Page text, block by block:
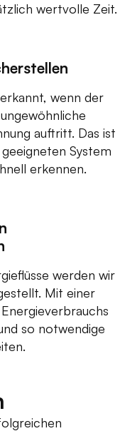
wertvolle Zeit.
wenn der
auftritt. Das ist
System
erkennen.
werden wir
Mit einer
so notwendige